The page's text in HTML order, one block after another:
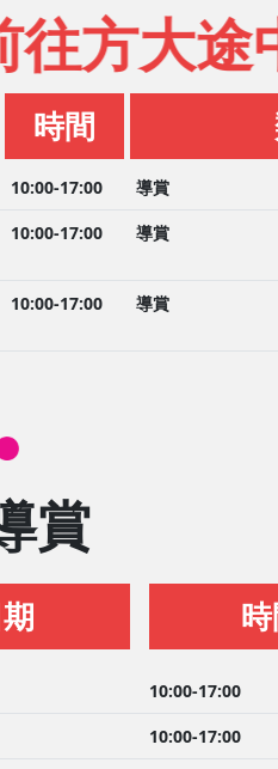
途中，
時間
10:00-17:00 導賞
10:00-17:00 導賞
10:00-17:00 導賞
賞
10:00-17:00
10:00-17:00